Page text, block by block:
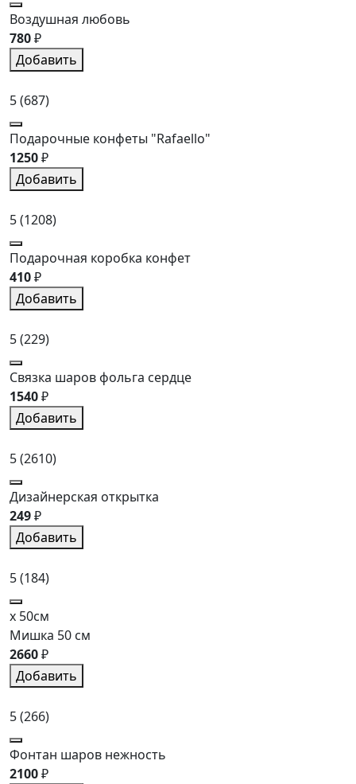
Воздушная любовь
780₽
Добавить
5(687)
Подарочные конфеты "Rafaello"
1250₽
Добавить
5(1208)
Подарочная коробка конфет
410₽
Добавить
5(229)
Связка шаров фольга сердце
1540₽
Добавить
5(2610)
Дизайнерская открытка
249₽
Добавить
5(184)
x 50см
Мишка 50 см
2660₽
Добавить
5(266)
Фонтан шаров нежность
2100₽